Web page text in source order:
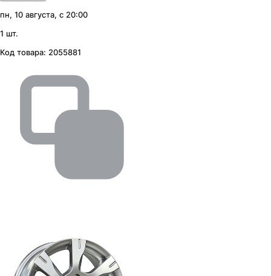
пн, 10 августа, с 20:00
1 шт.
Код товара: 2055881